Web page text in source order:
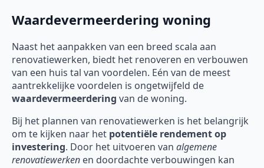
Waardevermeerdering woning
Naast het aanpakken van een breed scala aan
renovatiewerken, biedt het renoveren en verbouwen
van een huis tal van voordelen. Eén van de meest
aantrekkelijke voordelen is ongetwijfeld de
waardevermeerdering van de woning.
Bij het plannen van renovatiewerken is het belangrijk
om te kijken naar het potentiële rendement op
investering. Door het uitvoeren van algemene
renovatiewerken en doordachte verbouwingen kan